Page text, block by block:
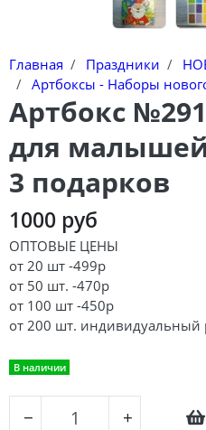
Главная Праздники
Артбоксы - Наборы
Артбокс
для
3 подарков
1000 руб
ОПТОВЫЕ ЦЕНЫ
от 20 шт -499р
от 50 шт. -470р
от 100 шт -450р
от 200 шт. индивидуальный
В наличии
− +